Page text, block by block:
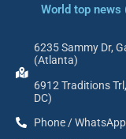
World top news
6235 Sammy Dr,
(Atlanta)
6912 Traditions
DC)
Phone /